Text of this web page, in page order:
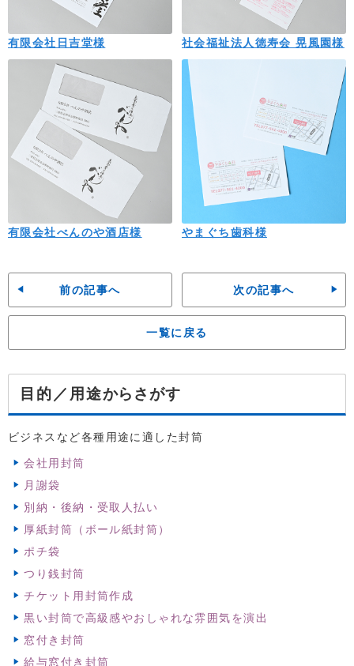
有限会社日吉堂様 社会福祉法人徳寿会 晃風園様
有限会社べんのや酒店様 やまぐち歯科様
前の記事へ
一覧に戻る
次の記事へ
目的／用途からさがす
ビジネスなど各種用途に適した封筒
会社用封筒
月謝袋
別納・後納・受取人払い
厚紙封筒（ボール紙封筒）
ポチ袋
つり銭封筒
チケット用封筒作成
黒い封筒で高級感やおしゃれな雰囲気を演出
窓付き封筒
給与窓付き封筒